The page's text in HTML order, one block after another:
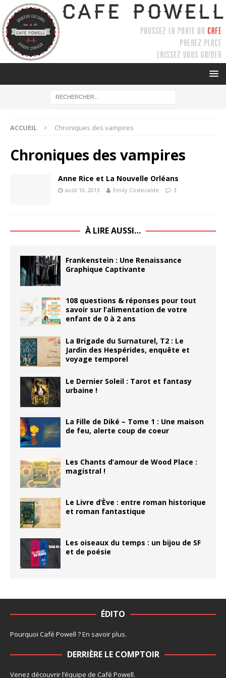
ACCUEIL Chroniques des vampires
Chroniques des vampires
Anne Rice et La Nouvelle Orléans
août 10, 2013 Emily Costecalde 3
À LIRE AUSSI…
Frankenstein : Une Renaissance
Graphique Captivante
108 questions & réponses pour tout
savoir sur l’alimentation de votre
enfant de 0 à 2 ans
La Brigade du Surnaturel, T2 : Le
Jardin des Hespérides, enquête et
voyage temporel
Le Dernier Soleil : Tarot et fantasy
urbaine !
La Fille de Diké – Tome 1 : Une maison
de feu, alerte coup de coeur
Les Chants d’amour de Wood Place :
magistral !
Le Livre d’Ève : entre roman historique
et roman fantastique
Les oiseaux du temps : un bijou de SF
et de poésie
ÉDITO
Pourquoi Café Powell ?En savoir plus.
DERRIÈRE LE COMPTOIR
Venez découvrir l’équipe de Café Powell.